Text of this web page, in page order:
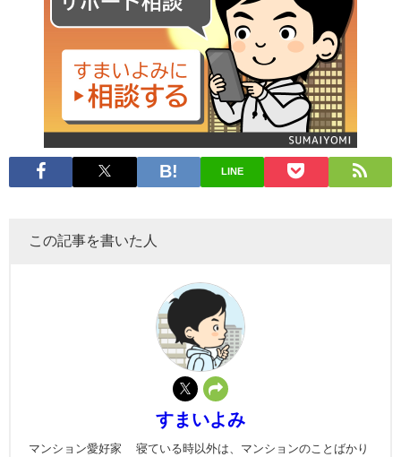
LINE
この記事を書いた人
すまいよみ
マンション愛好家 寝ている時以外は、マンションのことばかり